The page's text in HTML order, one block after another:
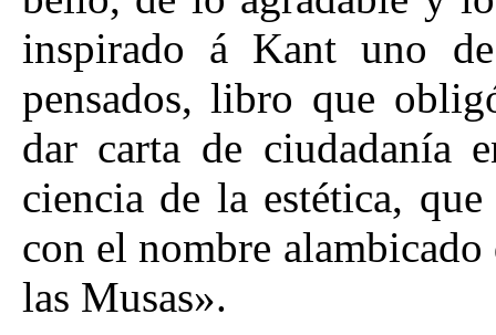
inspirado á Kant uno
pensados, libro que
dar carta de ciudadanía
ciencia de la estética,
con el nombre
las Musas».